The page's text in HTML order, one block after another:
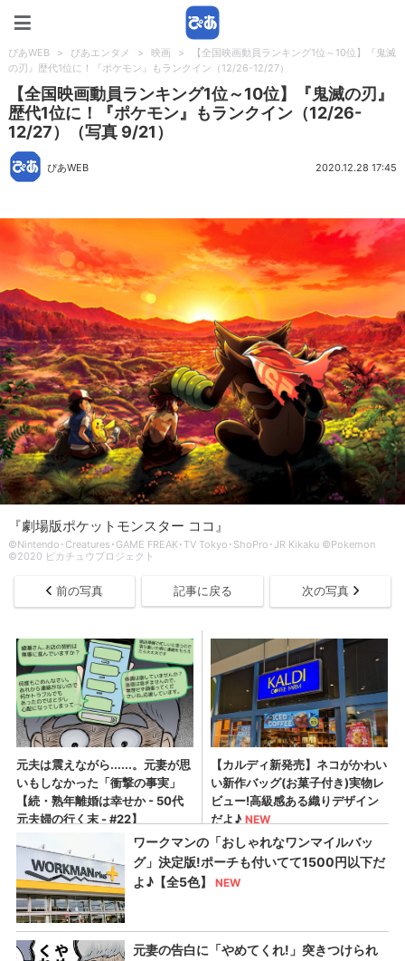
ぴあWEB > ぴあエンタメ > 映画 >
【全国映画動員ランキング1位～10位】『鬼滅
の刃』歴代1位に！『ポケモン』もランクイン（12/26-12/27）
【全国映画動員ランキング1位～10位】『鬼滅の刃』
歴代1位に！『ポケモン』もランクイン（12/26-
12/27）（写真 9/21）
ぴあWEB 2020.12.28 17:45
『劇場版ポケットモンスター ココ』
©Nintendo･Creatures･GAME FREAK･TV Tokyo･ShoPro･JR Kikaku ©Pokemon
©2020 ピカチュウプロジェクト
前の写真 記事に戻る 次の写真